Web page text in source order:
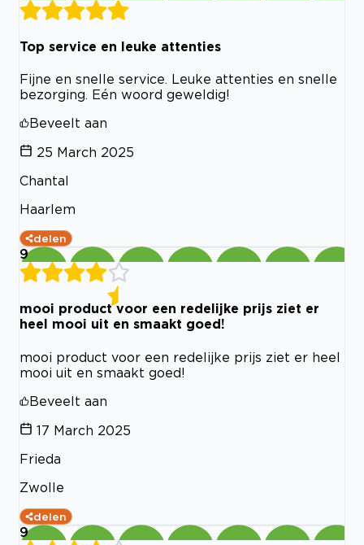
Top service en leuke attenties
Fijne en snelle service. Leuke attenties en snelle
bezorging. Eén woord geweldig!
Beveelt aan
25 March 2025
Chantal
Haarlem
delen
9
mooi product voor een redelijke prijs ziet er
heel mooi uit en smaakt goed!
mooi product voor een redelijke prijs ziet er heel
mooi uit en smaakt goed!
Beveelt aan
17 March 2025
Frieda
Zwolle
delen
9